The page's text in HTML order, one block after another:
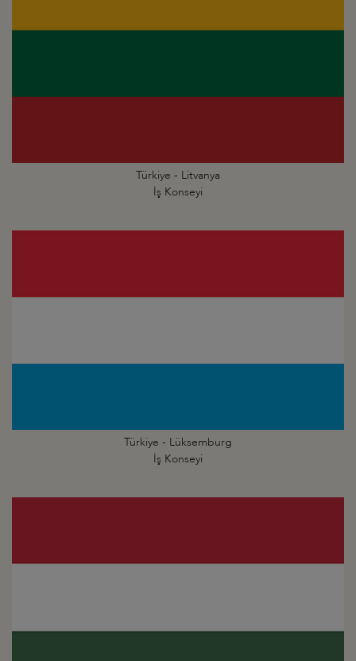
Türkiye - Litvanya
İş Konseyi
Türkiye - Lüksemburg
İş Konseyi